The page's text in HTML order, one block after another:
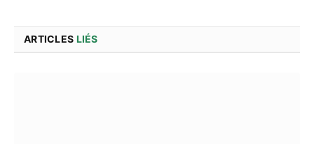
ARTICLES LIÉS